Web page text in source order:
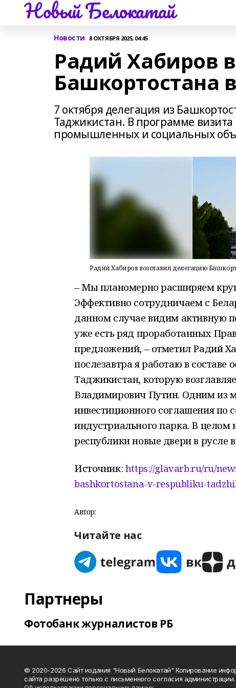
Новый Белокатай
Новости 8 ОКТЯБРЯ 2025, 04:45
Радий Хабиров
Башкортостана
7 октября делегация из
Таджикистан. В программе
промышленных и социальных
Радий Хабиров возглавил делегацию
– Мы планомерно расширяем
Эффективно сотрудничаем с
данном случае видим активную
уже есть ряд проработанных
предложений, – отметил Радий
послезавтра я работаю в
Таджикистан, которую
Владимирович Путин. Одним из
инвестиционного соглашения по
индустриального парка. В
республики новые двери в русле
Источник: https://glavarb.ru/ru/
bashkortostana-v-respubliku-
Автор:
Читайте нас
Партнеры
Фотобанк журналистов РБ
© 2020-2026 Сайт издания "Новый Белокатай" Копирование
сайта разрешено только с письменного согласия администрации.